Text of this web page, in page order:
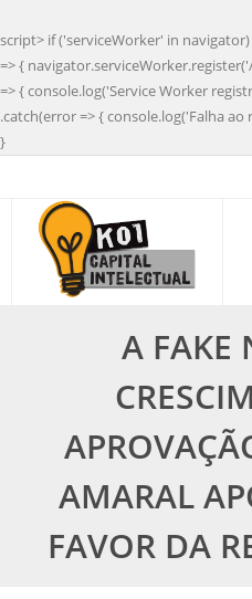
script> if ('serviceWorker' in
=> {
=> { console.log('Service Worker
.catch(error => { console.log('Falha
}
A FAKE
AMARAL
FAVOR DA